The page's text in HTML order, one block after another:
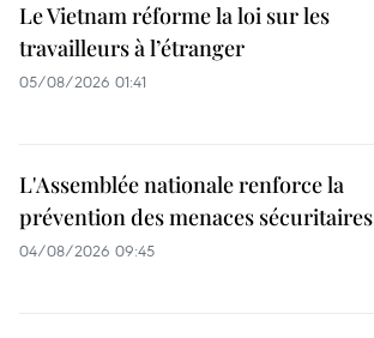
Le Vietnam réforme la loi sur les
travailleurs à l’étranger
05/08/2026 01:41
L'Assemblée nationale renforce la
prévention des menaces sécuritaires
04/08/2026 09:45